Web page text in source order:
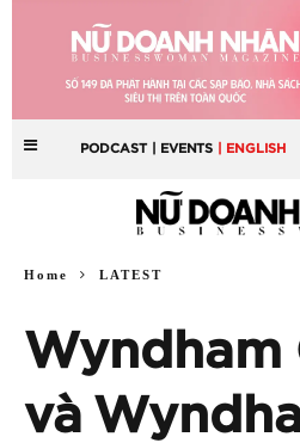
PODCAST | EVENTS | ENGLISH
Home LATEST
Wyndham
và